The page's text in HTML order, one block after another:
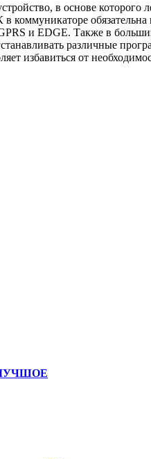
в основе
обязательна
и EDGE. Также в
различные
избавиться от